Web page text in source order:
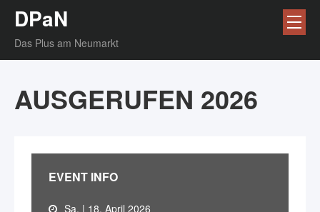
DPaN
Das Plus am Neumarkt
AUSGERUFEN 2026
EVENT INFO
Sa. | 18. April 2026